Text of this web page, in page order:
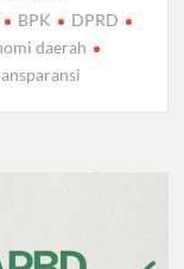
BPK
DPRD
daerah